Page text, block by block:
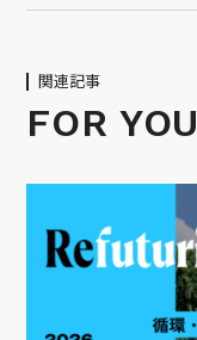
関連記事
FOR YOU